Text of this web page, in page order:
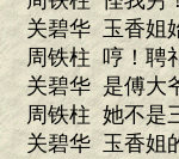
关碧华 玉香姐
周铁柱 哼！聘
关碧华 是傅大
周铁柱 她不是
关碧华 玉香姐